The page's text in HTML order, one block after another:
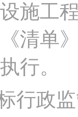
施工
清单
行。
行政